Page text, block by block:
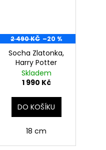
2 490 KČ –20 %
Socha Zlatonka,
Harry Potter
Skladem
1 990 Kč
DO KOŠÍKU
18 cm